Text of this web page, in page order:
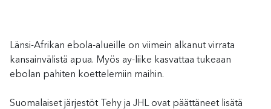
Länsi-Afrikan ebola-alueille on viimein alkanut virrata
kansainvälistä apua. Myös ay-liike kasvattaa tukeaan
ebolan pahiten koettelemiin maihin.
Suomalaiset järjestöt Tehy ja JHL ovat päättäneet lisätä